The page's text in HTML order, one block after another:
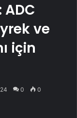
ve
için
0 0